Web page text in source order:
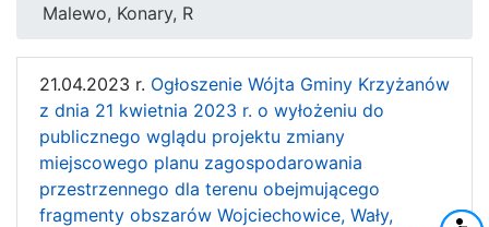
Malewo, Konary, R
21.04.2023 r. Ogłoszenie Wójta Gminy Krzyżanów
z dnia 21 kwietnia 2023 r. o wyłożeniu do
publicznego wglądu projektu zmiany
miejscowego planu zagospodarowania
przestrzennego dla terenu obejmującego
fragmenty obszarów Wojciechowice, Wały,